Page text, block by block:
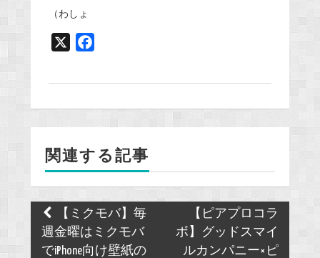
（わしょ
o
k
関連する記事
Post
navigation
【ミクモバ】毎
週金曜はミクモバ
でiPhone向け壁紙の
【ピアプロコラ
ボ】グッドスマイ
ルカンパニー×ピ